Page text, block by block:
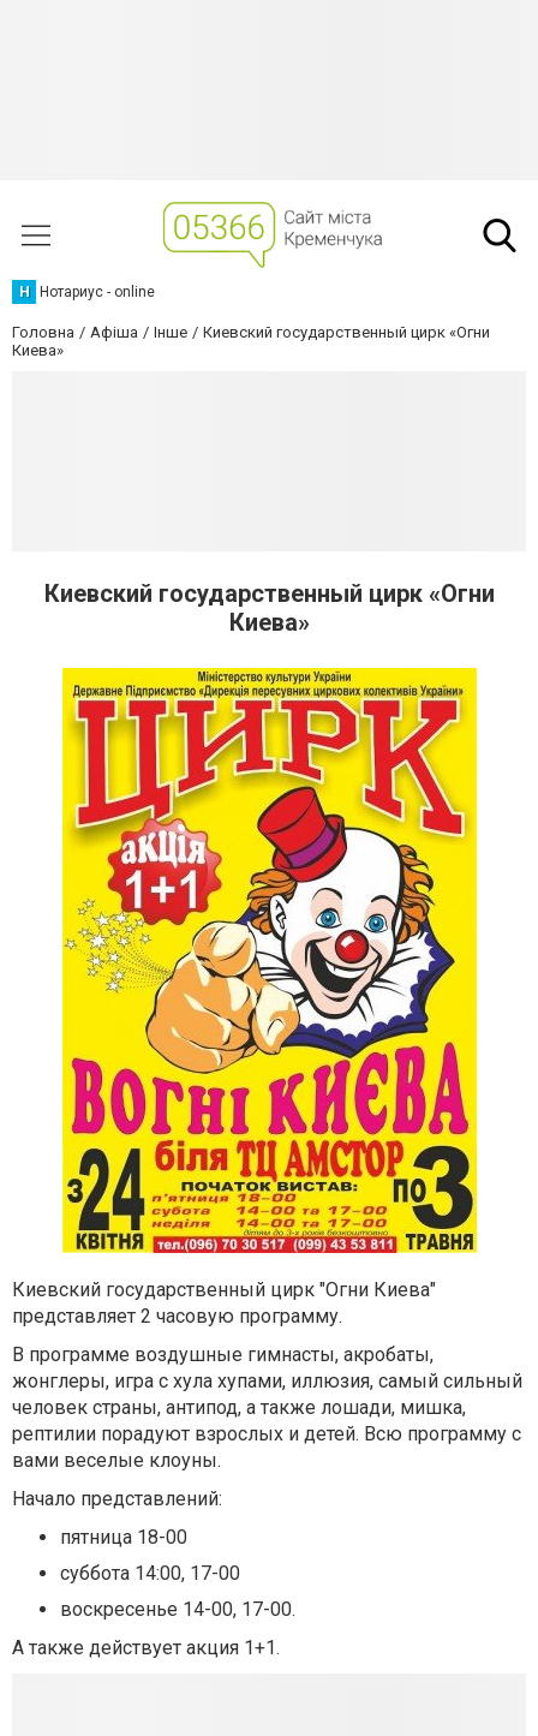
Н Нотариус - online
Головна Афіша Інше
Киевский государственный цирк «Огни
Киева»
Киевский государственный цирк «Огни
Киева»
Киевский государственный цирк "Огни Киева"
представляет 2 часовую программу.
В программе воздушные гимнасты, акробаты,
жонглеры, игра с хула хупами, иллюзия, самый сильный
человек страны, антипод, а также лошади, мишка,
рептилии порадуют взрослых и детей. Всю программу с
вами веселые клоуны.
Начало представлений:
пятница 18-00
суббота 14:00, 17-00
воскресенье 14-00, 17-00.
А также действует акция 1+1.